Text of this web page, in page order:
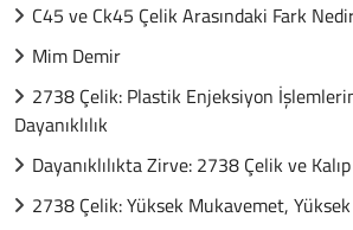
C45 ve Ck45 Çelik Arasındaki Fark
Mim Demir
2738 Çelik: Plastik Enjeksiyon
Dayanıklılık
Dayanıklılıkta Zirve: 2738 Çelik ve Kalıp
2738 Çelik: Yüksek Mukavemet,